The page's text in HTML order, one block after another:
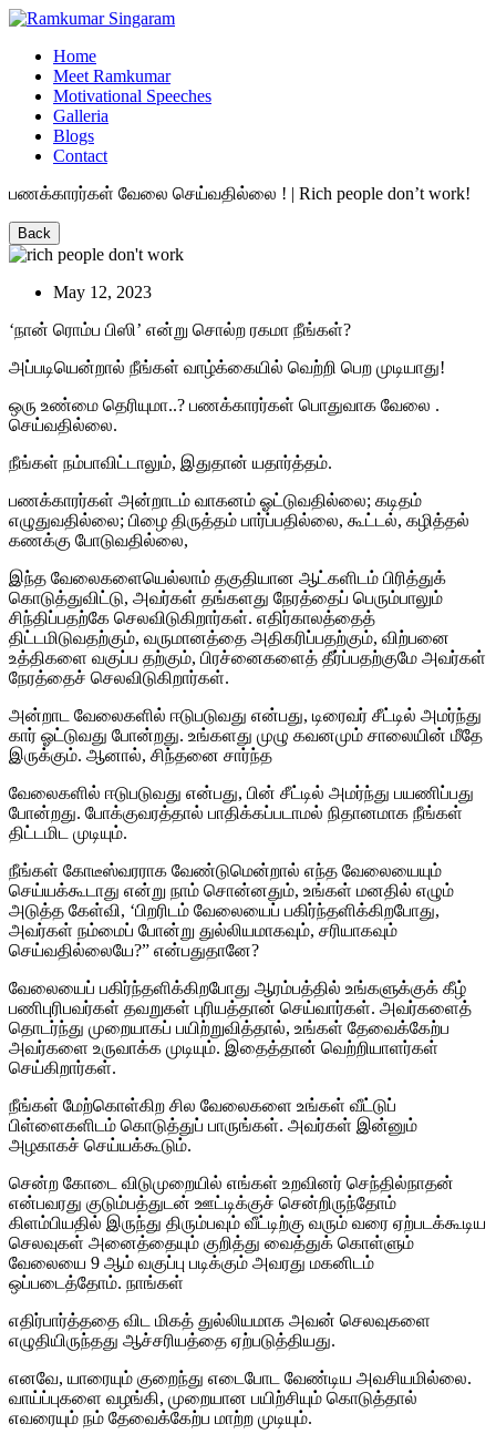
Home
Meet Ramkumar
Motivational Speeches
Galleria
Blogs
Contact
பணக்காரர்கள் வேலை செய்வதில்லை ! | Rich people don’t work!
Back
May 12, 2023
‘நான் ரொம்ப பிஸி’ என்று சொல்ற ரகமா நீங்கள்?
அப்படியென்றால் நீங்கள் வாழ்க்கையில் வெற்றி பெற முடியாது!
ஒரு உண்மை தெரியுமா..? பணக்காரர்கள் பொதுவாக வேலை .
செய்வதில்லை.
நீங்கள் நம்பாவிட்டாலும், இதுதான் யதார்த்தம்.
பணக்காரர்கள் அன்றாடம் வாகனம் ஓட்டுவதில்லை; கடிதம்
எழுதுவதில்லை; பிழை திருத்தம் பார்ப்பதில்லை, கூட்டல், கழித்தல்
கணக்கு போடுவதில்லை,
இந்த வேலைகளையெல்லாம் தகுதியான ஆட்களிடம் பிரித்துக்
கொடுத்துவிட்டு, அவர்கள் தங்களது நேரத்தைப் பெரும்பாலும்
சிந்திப்பதற்கே செலவிடுகிறார்கள். எதிர்காலத்தைத்
திட்டமிடுவதற்கும், வருமானத்தை அதிகரிப்பதற்கும், விற்பனை
உத்திகளை வகுப்ப தற்கும், பிரச்னைகளைத் தீர்ப்பதற்குமே அவர்கள்
நேரத்தைச் செலவிடுகிறார்கள்.
அன்றாட வேலைகளில் ஈடுபடுவது என்பது, டிரைவர் சீட்டில் அமர்ந்து
கார் ஓட்டுவது போன்றது. உங்களது முழு கவனமும் சாலையின் மீதே
இருக்கும். ஆனால், சிந்தனை சார்ந்த
வேலைகளில் ஈடுபடுவது என்பது, பின் சீட்டில் அமர்ந்து பயணிப்பது
போன்றது. போக்குவரத்தால் பாதிக்கப்படாமல் நிதானமாக நீங்கள்
திட்டமிட முடியும்.
நீங்கள் கோடீஸ்வரராக வேண்டுமென்றால் எந்த வேலையையும்
செய்யக்கூடாது என்று நாம் சொன்னதும், உங்கள் மனதில் எழும்
அடுத்த கேள்வி, ‘பிறரிடம் வேலையைப் பகிர்ந்தளிக்கிறபோது,
அவர்கள் நம்மைப் போன்று துல்லியமாகவும், சரியாகவும்
செய்வதில்லையே?” என்பதுதானே?
வேலையைப் பகிர்ந்தளிக்கிறபோது ஆரம்பத்தில் உங்களுக்குக் கீழ்
பணிபுரிபவர்கள் தவறுகள் புரியத்தான் செய்வார்கள். அவர்களைத்
தொடர்ந்து முறையாகப் பயிற்றுவித்தால், உங்கள் தேவைக்கேற்ப
அவர்களை உருவாக்க முடியும். இதைத்தான் வெற்றியாளர்கள்
செய்கிறார்கள்.
நீங்கள் மேற்கொள்கிற சில வேலைகளை உங்கள் வீட்டுப்
பிள்ளைகளிடம் கொடுத்துப் பாருங்கள். அவர்கள் இன்னும்
அழகாகச் செய்யக்கூடும்.
சென்ற கோடை விடுமுறையில் எங்கள் உறவினர் செந்தில்நாதன்
என்பவரது குடும்பத்துடன் ஊட்டிக்குச் சென்றிருந்தோம்
கிளம்பியதில் இருந்து திரும்பவும் வீட்டிற்கு வரும் வரை ஏற்படக்கூடிய
செலவுகள் அனைத்தையும் குறித்து வைத்துக் கொள்ளும்
வேலையை 9 ஆம் வகுப்பு படிக்கும் அவரது மகனிடம்
ஒப்படைத்தோம். நாங்கள்
எதிர்பார்த்ததை விட மிகத் துல்லியமாக அவன் செலவுகளை
எழுதியிருந்தது ஆச்சரியத்தை ஏற்படுத்தியது.
எனவே, யாரையும் குறைந்து எடைபோட வேண்டிய அவசியமில்லை.
வாய்ப்புகளை வழங்கி, முறையான பயிற்சியும் கொடுத்தால்
எவரையும் நம் தேவைக்கேற்ப மாற்ற முடியும்.